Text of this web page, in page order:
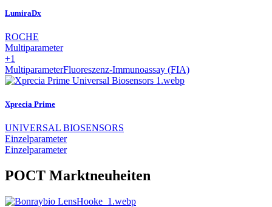
LumiraDx
ROCHE
Multiparameter
+1
MultiparameterFluoreszenz-Immunoassay (FIA)
Xprecia Prime
UNIVERSAL BIOSENSORS
Einzelparameter
Einzelparameter
POCT Marktneuheiten